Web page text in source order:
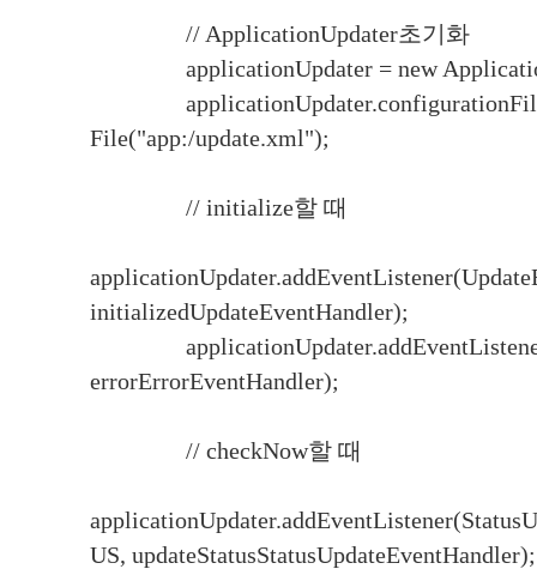
// ApplicationUpdater초기화
applicationUpdater = new
File("app:/update.xml");
// initialize할 때
initializedUpdateEventHandler);
errorErrorEventHandler);
// checkNow할 때
US, updateStatusStatusUpdateEventHandler);